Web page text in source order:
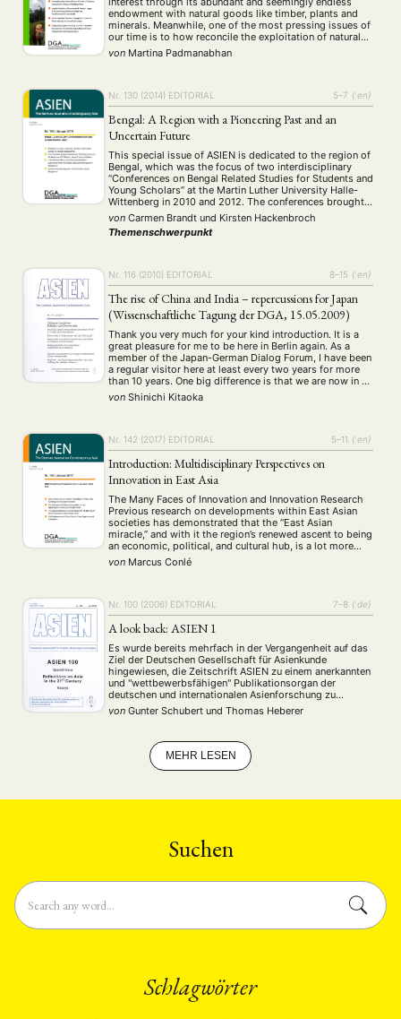
ANGEBOTE
ANTRAG AUF EINEN SMALL GRANT DER DGA MITGLIEDERBEREICH
Aktuelles von unseren Mitgliedern (4) Art (5) ASIEN (Zeitschrift) (25)
Auszeichnung (12) Bericht (128) Bildung (22) Calls for… (1287)
DGA (92) Diskussion (74) Fellowship (111) Forschung
Geschichte (93) Gesellschaft
Medien (24) Migration (39) Nationalism (235)
Philosophie Politik (417) Politikwissenschaften (13) Praktikum (8)
Präsentation (13) Programm (5) Publikation (23) Recht (20)
Religion (75) Sozialwissenschaften (4) Sprache (36) Sprachkurse
Stellenausschreibung (661) Stipendium (53) Studium (21)
Summer School (10) Symposium (32) Tagung (500) Tourismus (14)
Umwelt (45) Veranstaltung (788) Webinar (28) Wirtschaft (199)
Workshop (126)
MITGLIEDERBEREICH KONTAKT SPENDEN SIE JETZT!
endowment with natural goods like timber, plants and
minerals. Meanwhile, one of the most pressing issues of
our time is to how reconcile the exploitation of natural
and biological resources with socioecological needs.
How to cultivate, appreciate and …
von Martina Padmanabhan
Nr. 130 (2014) EDITORIAL 5–7 {:en}
Bengal: A Region with a Pioneering Past and an
Uncertain Future
This special issue of ASIEN is dedicated to the region of
Bengal, which was the focus of two interdisciplinary
“Conferences on Bengal Related Studies for Students and
Young Scholars” at the Martin Luther University Halle-
Wittenberg in 2010 and 2012. The conferences brought
together young scholars from different disciplines,
primarily the humanities, whose research focuses on …
von Carmen Brandt und Kirsten Hackenbroch
Themenschwerpunkt
Nr. 116 (2010) EDITORIAL 8–15 {:en}
The rise of China and India – repercussions for Japan
(Wissenschaftliche Tagung der DGA, 15.05.2009)
Thank you very much for your kind introduction. It is a
great pleasure for me to be here in Berlin again. As a
member of the Japan-German Dialog Forum, I have been
a regular visitor here at least every two years for more
than 10 years. One big difference is that we are now in …
von Shinichi Kitaoka
Nr. 142 (2017) EDITORIAL 5–11 {:en}
Introduction: Multidisciplinary Perspectives on
Innovation in East Asia
The Many Faces of Innovation and Innovation Research
Previous research on developments within East Asian
societies has demonstrated that the “East Asian
miracle,” and with it the region’s renewed ascent to being
an economic, political, and cultural hub, is a lot more
than just the story of labor surpluses, the diffusion of
established knowledge, and …
von Marcus Conlé
Nr. 100 (2006) EDITORIAL 7–8 {:de}
A look back: ASIEN 1
Es wurde bereits mehrfach in der Vergangenheit auf das
Ziel der Deutschen Gesellschaft für Asienkunde
hingewiesen, die Zeitschrift ASIEN zu einem anerkannten
und "wettbewerbsfähigen" Publikationsorgan der
deutschen und internationalen Asienforschung zu
machen…
von Gunter Schubert und Thomas Heberer
MEHR LESEN
Suchen
Schlagwörter